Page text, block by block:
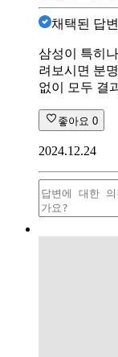
채택된 답변
삼성이 특히
려보시면 분
없이 모두 결
좋아요 0
2024.12.24